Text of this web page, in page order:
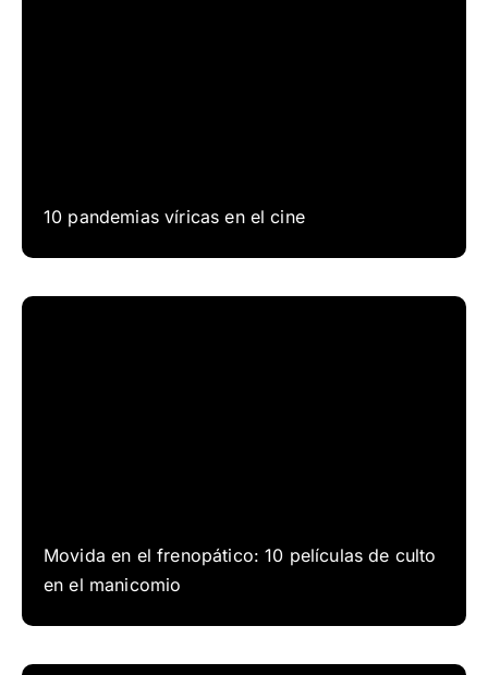
10 pandemias víricas en el cine
Movida en el frenopático: 10 películas de culto
en el manicomio